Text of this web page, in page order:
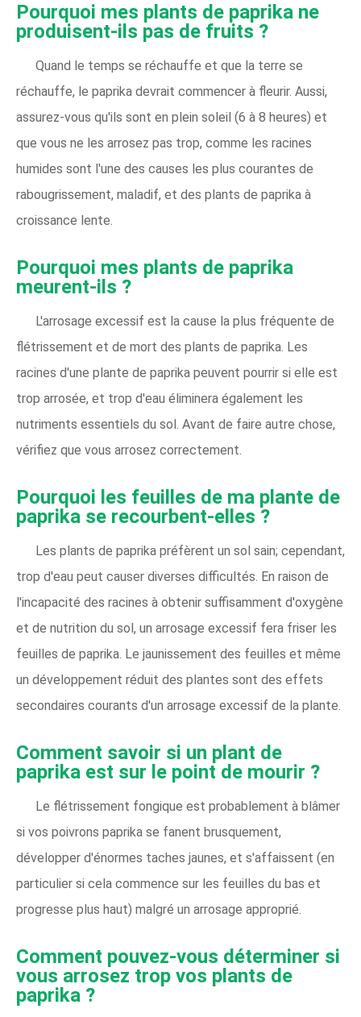
Pourquoi mes plants de paprika ne
produisent-ils pas de fruits ?
Quand le temps se réchauffe et que la terre se
réchauffe, le paprika devrait commencer à fleurir. Aussi,
assurez-vous qu'ils sont en plein soleil (6 à 8 heures) et
que vous ne les arrosez pas trop, comme les racines
humides sont l'une des causes les plus courantes de
rabougrissement, maladif, et des plants de paprika à
croissance lente.
Pourquoi mes plants de paprika
meurent-ils ?
L'arrosage excessif est la cause la plus fréquente de
flétrissement et de mort des plants de paprika. Les
racines d'une plante de paprika peuvent pourrir si elle est
trop arrosée, et trop d'eau éliminera également les
nutriments essentiels du sol. Avant de faire autre chose,
vérifiez que vous arrosez correctement.
Pourquoi les feuilles de ma plante de
paprika se recourbent-elles ?
Les plants de paprika préfèrent un sol sain; cependant,
trop d'eau peut causer diverses difficultés. En raison de
l'incapacité des racines à obtenir suffisamment d'oxygène
et de nutrition du sol, un arrosage excessif fera friser les
feuilles de paprika. Le jaunissement des feuilles et même
un développement réduit des plantes sont des effets
secondaires courants d'un arrosage excessif de la plante.
Comment savoir si un plant de
paprika est sur le point de mourir ?
Le flétrissement fongique est probablement à blâmer
si vos poivrons paprika se fanent brusquement,
développer d'énormes taches jaunes, et s'affaissent (en
particulier si cela commence sur les feuilles du bas et
progresse plus haut) malgré un arrosage approprié.
Comment pouvez-vous déterminer si
vous arrosez trop vos plants de
paprika ?